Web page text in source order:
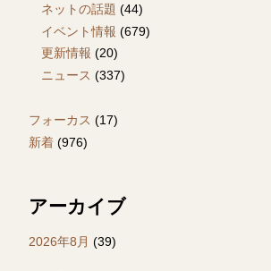
ネットの話題 (44)
イベント情報 (679)
更新情報 (20)
ニュース (337)
フォーカス (17)
新着 (976)
アーカイブ
2026年8月 (39)